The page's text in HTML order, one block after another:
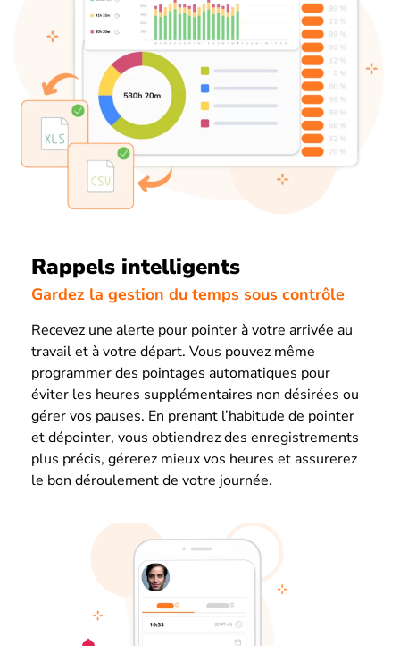
Rappels intelligents
Gardez la gestion du temps sous contrôle
Recevez une alerte pour pointer à votre arrivée au
travail et à votre départ. Vous pouvez même
programmer des pointages automatiques pour
éviter les heures supplémentaires non désirées ou
gérer vos pauses. En prenant l’habitude de pointer
et dépointer, vous obtiendrez des enregistrements
plus précis, gérerez mieux vos heures et assurerez
le bon déroulement de votre journée.